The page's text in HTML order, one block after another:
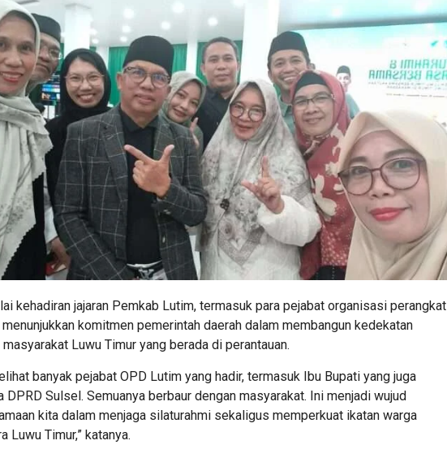
kehadiran jajaran Pemkab Lutim, termasuk para pejabat organisasi perangkat
menunjukkan komitmen pemerintah daerah dalam membangun kedekatan
Luwu Timur yang berada di perantauan.
banyak pejabat OPD Lutim yang hadir, termasuk Ibu Bupati yang juga
DPRD Sulsel. Semuanya berbaur dengan masyarakat. Ini menjadi wujud
kita dalam menjaga silaturahmi sekaligus memperkuat ikatan warga
Luwu Timur,” katanya.